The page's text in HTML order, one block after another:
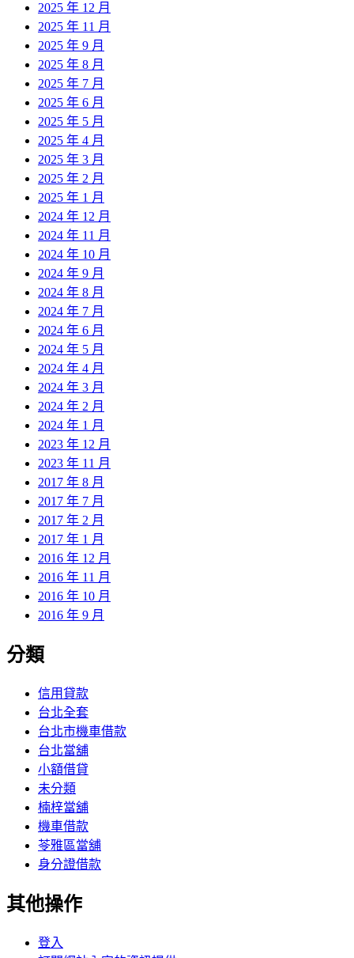
2025 年 12 月
2025 年 11 月
2025 年 9 月
2025 年 8 月
2025 年 7 月
2025 年 6 月
2025 年 5 月
2025 年 4 月
2025 年 3 月
2025 年 2 月
2025 年 1 月
2024 年 12 月
2024 年 11 月
2024 年 10 月
2024 年 9 月
2024 年 8 月
2024 年 7 月
2024 年 6 月
2024 年 5 月
2024 年 4 月
2024 年 3 月
2024 年 2 月
2024 年 1 月
2023 年 12 月
2023 年 11 月
2017 年 8 月
2017 年 7 月
2017 年 2 月
2017 年 1 月
2016 年 12 月
2016 年 11 月
2016 年 10 月
2016 年 9 月
分類
信用貸款
台北全套
台北市機車借款
台北當舖
小額借貸
未分類
楠梓當舖
機車借款
苓雅區當舖
身分證借款
其他操作
登入